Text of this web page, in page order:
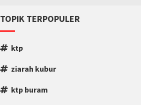
TOPIK TERPOPULER
ktp
ziarah kubur
ktp buram